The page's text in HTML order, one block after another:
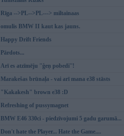
Rīga -->PL-->PL---> miltainaas
omulis BMW II kaut kas jauns.
Happy Drift Friends
Pārdots...
Arī es atzīmēju ''ģeņ pobedi''!
Marakešas brūnaļa - vai arī mana e38 stāsts
"Kakakesh" brown e38 :D
Refreshing of pussymagnet
BMW E46 330ci - piedzīvojumi 5 gadu garumā...
Don't hate the Player... Hate the Game....